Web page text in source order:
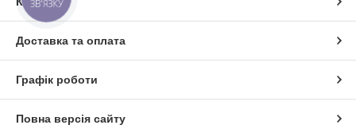
Доставка та оплата
Графік роботи
Повна версія сайту
ЗВ'ЯЗКУ